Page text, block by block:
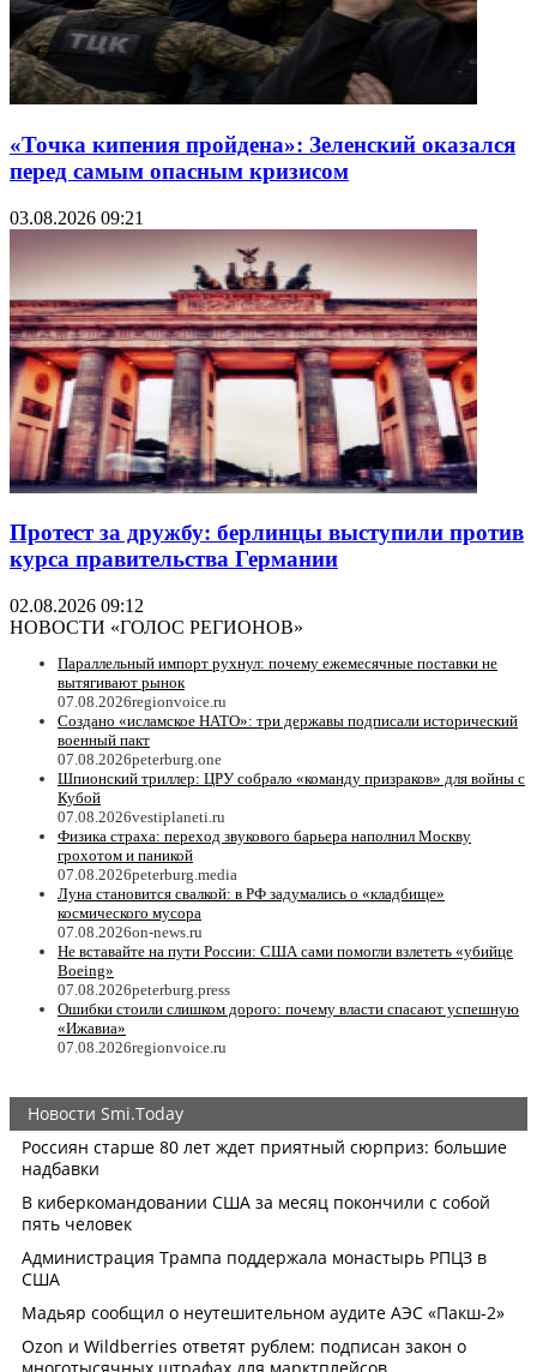
«Точка кипения пройдена»: Зеленский оказался
перед самым опасным кризисом
03.08.2026 09:21
Протест за дружбу: берлинцы выступили против
курса правительства Германии
02.08.2026 09:12
НОВОСТИ «ГОЛОС РЕГИОНОВ»
Параллельный импорт рухнул: почему ежемесячные поставки не
вытягивают рынок
07.08.2026regionvoice.ru
Создано «исламское НАТО»: три державы подписали исторический
военный пакт
07.08.2026peterburg.one
Шпионский триллер: ЦРУ собрало «команду призраков» для войны с
Кубой
07.08.2026vestiplaneti.ru
Физика страха: переход звукового барьера наполнил Москву
грохотом и паникой
07.08.2026peterburg.media
Луна становится свалкой: в РФ задумались о «кладбище»
космического мусора
07.08.2026on-news.ru
Не вставайте на пути России: США сами помогли взлететь «убийце
Boeing»
07.08.2026peterburg.press
Ошибки стоили слишком дорого: почему власти спасают успешную
«Ижавиа»
07.08.2026regionvoice.ru